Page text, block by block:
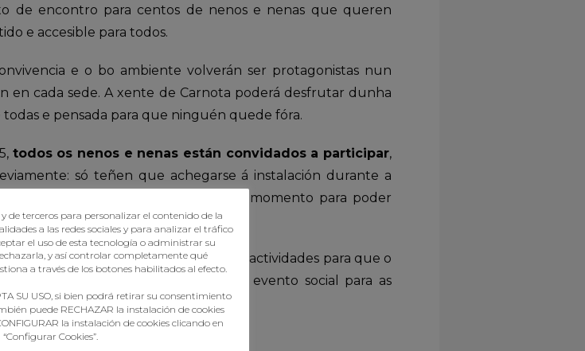
de encontro para centos de nenos e nenas que queren
e accesible para todos.
e o bo ambiente volverán ser protagonistas nun
en cada sede. A xente de Carnota poderá desfrutar dunha
e pensada para que ninguén quede fóra.
todos os nenos e nenas están convidados a participar,
só teñen que achegarse á instalación durante a
de Balonmán, e serán inscritos no momento para poder
a alevín, sorteos, animación e actividades para que o
converte cada sede nun auténtico evento social para as
de terceros para personalizar el contenido de la
a las redes sociales y para analizar el tráfico
el uso de esta tecnología o administrar su
y así controlar completamente qué
a través de los botones habilitados al efecto.
SU USO, si bien podrá retirar su consentimiento
puede RECHAZAR la instalación de cookies
la instalación de cookies clicando en
“Configurar Cookies”.